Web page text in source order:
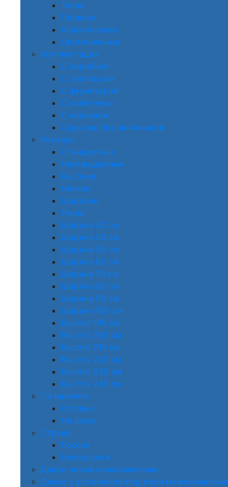
Техно
Прованс
Классические
Оригинальные
Комплектация
С коробкой
С притвором
С фурнитурой
С капителью
С карнизом
Скрытые без наличников
Размеры
Стандартные
Нестандартные
Высокие
Низкие
Широкие
Узкие
Ширина 40 см
Ширина 50 см
Ширина 55 см
Ширина 60 см
Ширина 70 см
Ширина 80 см
Ширина 90 см
Ширина 100 см
Высота 190 см
Высота 200 см
Высота 210 см
Высота 220 см
Высота 230 см
Высота 240 см
По наличию
Готовые
На заказ
Страна
Россия
Белоруссия
Двери новые межкомнатные
Двери с установкой под ключ межкомнатные